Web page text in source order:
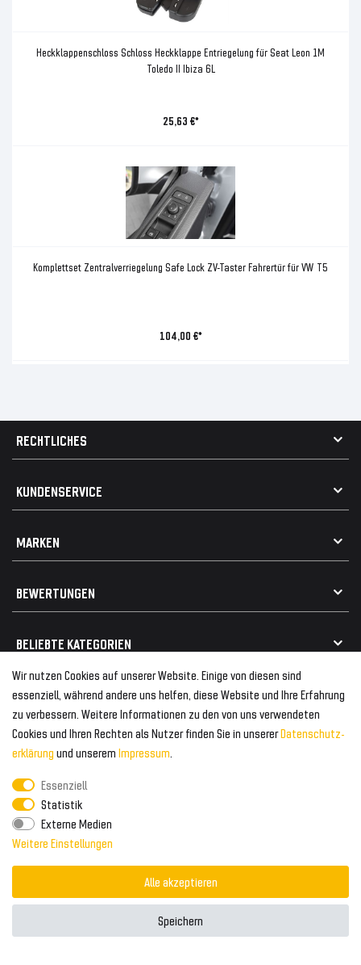
Heckklappenschloss Schloss Heckklappe Entriegelung für Seat Leon 1M
Toledo II Ibiza 6L
25,63 €*
Komplettset Zentralverriegelung Safe Lock ZV-Taster Fahrertür für VW T5
104,00 €*
Wir nutzen Cookies auf unserer Website. Einige von diesen sind
essenziell, während andere uns helfen, diese Website und Ihre Erfahrung
zu verbessern. Weitere Informationen zu den von uns verwendeten
Cookies und Ihren Rechten als Nutzer finden Sie in unsererDaten­schutz­
erklärung und unserem Impressum.
Essenziell
Statistik
Externe Medien
Weitere Einstellungen
Alle akzeptieren
Speichern
RECHTLICHES
Widerrufsrecht
Vertrag widerrufen
Elektro- / Altteilentsorgung
KUNDENSERVICE
MARKEN
Geeignet für Mercedes
BEWERTUNGEN
BELIEBTE KATEGORIEN
Frontspoiler
Heckspoiler
Kabelbäume
Kühlergrill
FOLGEN SIE UNS AUF
Tuning Fanatics
ZAHLUNG & VERSAND
Zahlungsanbieter
Versand & Zahlung
WELTWEITER VERSAND
© 2026 Tuning Fanatics